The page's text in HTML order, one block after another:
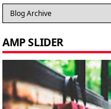
AMP SLIDER